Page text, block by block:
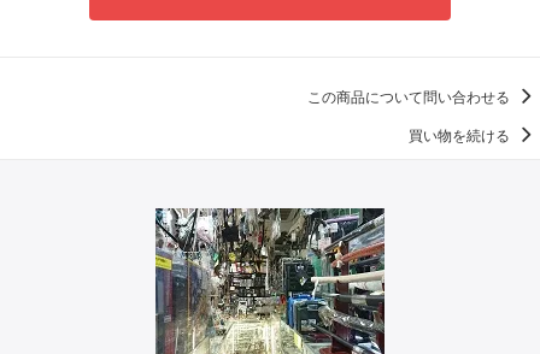
この商品について問い合わせる
買い物を続ける